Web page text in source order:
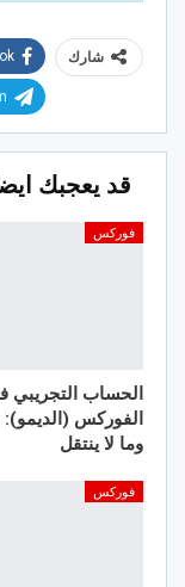
شارك
قد يعجبك
فوركس
الحساب التجريبي
الفوركس (الديمو):
وما لا ينتقل
فوركس